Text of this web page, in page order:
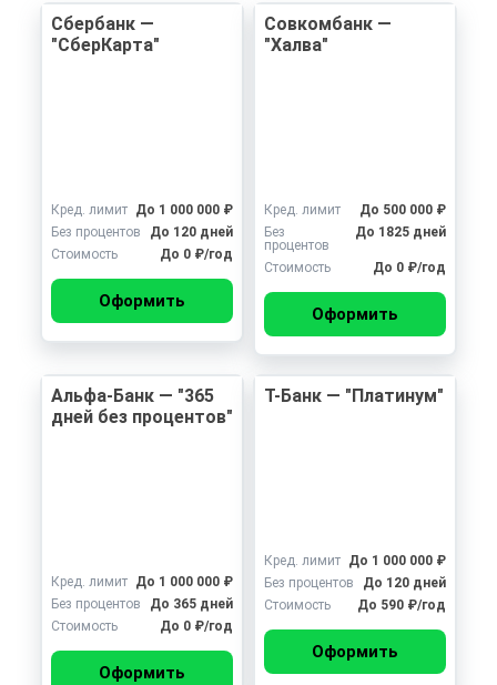
Сбербанк —
"СберКарта"
Кред. лимит До 1 000 000 ₽
Без процентов
До 120 дней
Стоимость
До 0 ₽/год
Оформить
Совкомбанк —
"Халва"
Кред. лимит
До 500 000 ₽
Без
процентов
До 1825 дней
Стоимость До 0 ₽/год
Оформить
Альфа-Банк — "365
дней без процентов"
Кред. лимит До 1 000 000 ₽
Без процентов
До 365 дней
Стоимость
До 0 ₽/год
Оформить
Т-Банк — "Платинум"
Кред. лимит До 1 000 000 ₽
Без процентов
До 120 дней
Стоимость
До 590 ₽/год
Оформить